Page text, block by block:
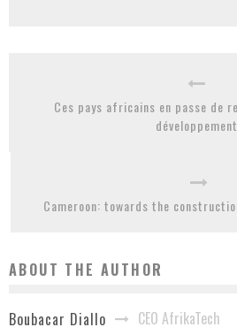
Ces pays africains en passe de
développement
Cameroon: towards the
ABOUT THE AUTHOR
Boubacar Diallo CEO AfrikaTech